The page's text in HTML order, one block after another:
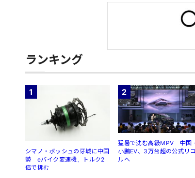
ランキング
1
シマノ・ボッシュの牙城に中国
勢 eバイク変速機、トルク2
倍で挑む
2
猛暑で沈む高級MPV 中国・
小鵬EV、3万台超の公式リ
ルへ